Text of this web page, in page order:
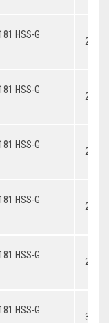
HSS-G
HSS-G
HSS-G
HSS-G
HSS-G
HSS-G